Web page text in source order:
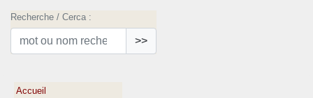
Recherche / Cerca :
>>
Accueil